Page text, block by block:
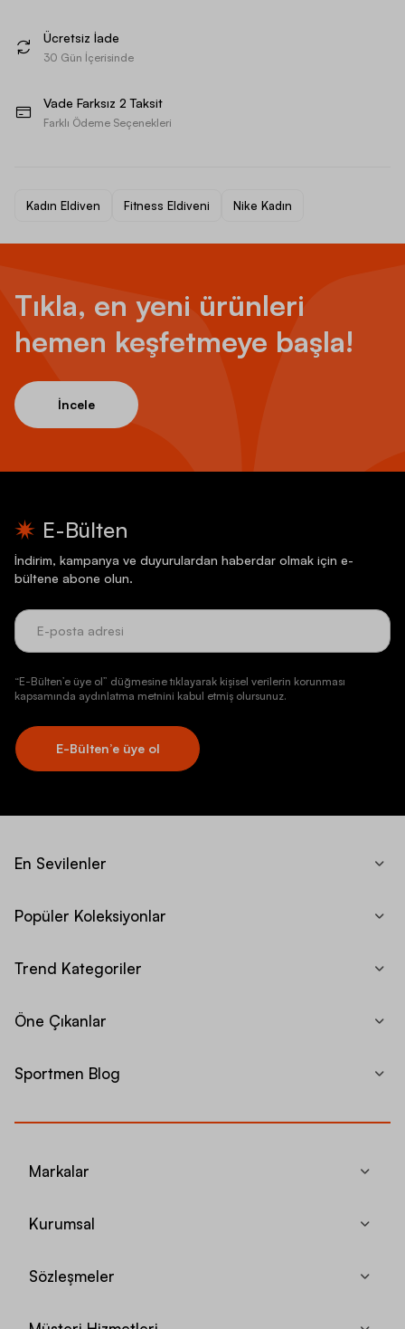
Ücretsiz İade
30 Gün İçerisinde
Vade Farksız 2 Taksit
Farklı Ödeme Seçenekleri
Kadın Eldiven Fitness Eldiveni Nike Kadın
Tıkla, en yeni ürünleri
hemen keşfetmeye başla!
İncele
E-Bülten
İndirim, kampanya ve duyurulardan haberdar olmak için e-
bültene abone olun.
“E-Bülten’e üye ol” düğmesine tıklayarak kişisel verilerin korunması
kapsamında aydınlatma metnini kabul etmiş olursunuz.
E-Bülten’e üye ol
En Sevilenler
Popüler Koleksiyonlar
Trend Kategoriler
Öne Çıkanlar
Sportmen Blog
Markalar
Kurumsal
Sözleşmeler